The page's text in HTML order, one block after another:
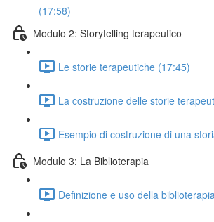
(17:58)
Modulo 2: Storytelling terapeutico
Le storie terapeutiche (17:45)
La costruzione delle storie
Esempio di costruzione di una
Modulo 3: La Biblioterapia
Definizione e uso della